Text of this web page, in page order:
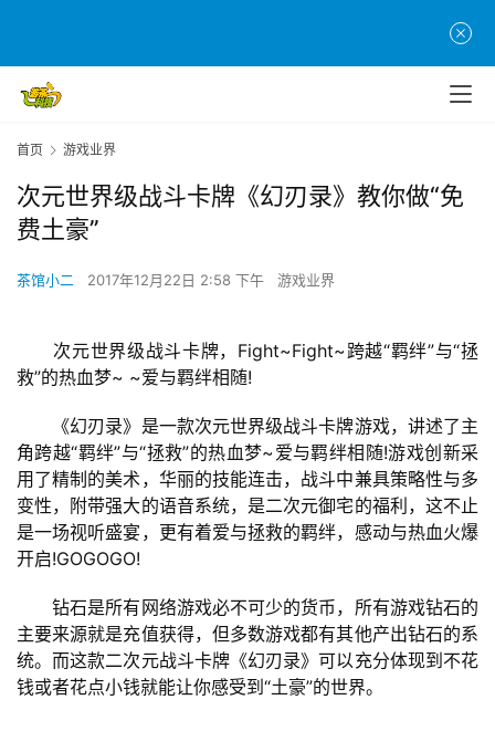
首页 游戏业界
次元世界级战斗卡牌《幻刃录》教你做“免
费土豪”
茶馆小二 2017年12月22日 2:58 下午 游戏业界
次元世界级战斗卡牌，Fight~Fight~跨越“羁绊”与“拯
救”的热血梦~ ~爱与羁绊相随!
《幻刃录》是一款次元世界级战斗卡牌游戏，讲述了主
角跨越“羁绊”与“拯救”的热血梦~爱与羁绊相随!游戏创新采
用了精制的美术，华丽的技能连击，战斗中兼具策略性与多
变性，附带强大的语音系统，是二次元御宅的福利，这不止
是一场视听盛宴，更有着爱与拯救的羁绊，感动与热血火爆
开启!GOGOGO!
钻石是所有网络游戏必不可少的货币，所有游戏钻石的
主要来源就是充值获得，但多数游戏都有其他产出钻石的系
统。而这款二次元战斗卡牌《幻刃录》可以充分体现到不花
钱或者花点小钱就能让你感受到“土豪”的世界。